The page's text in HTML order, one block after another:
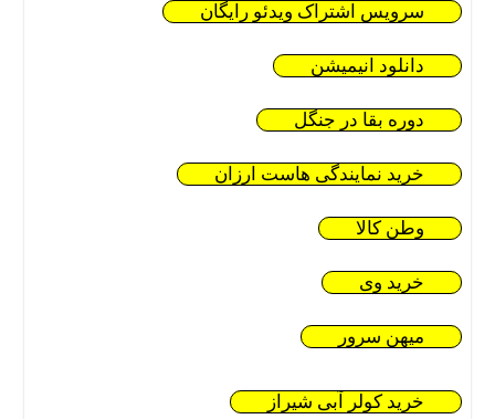
سرویس اشتراک ویدئو رایگان
دانلود انیمیشن
دوره بقا در جنگل
خرید نمایندگی هاست ارزان
وطن کالا
خرید وی
میهن سرور
خرید کولر آبی شیراز